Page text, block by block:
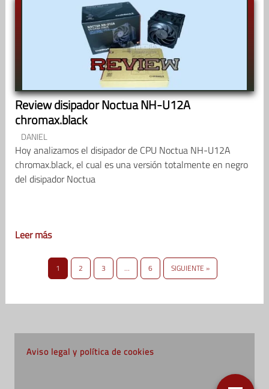
Review disipador Noctua NH-U12A
chromax.black
DANIEL
Hoy analizamos el disipador de CPU Noctua NH-U12A
chromax.black, el cual es una versión totalmente en negro
del disipador Noctua
Leer más
1 2 3 … 6 SIGUIENTE »
Aviso legal y política de cookies